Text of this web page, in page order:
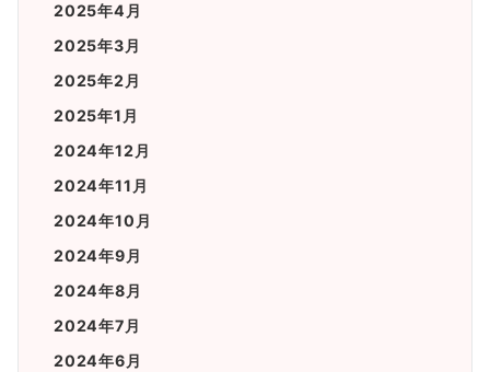
2025年4月
2025年3月
2025年2月
2025年1月
2024年12月
2024年11月
2024年10月
2024年9月
2024年8月
2024年7月
2024年6月